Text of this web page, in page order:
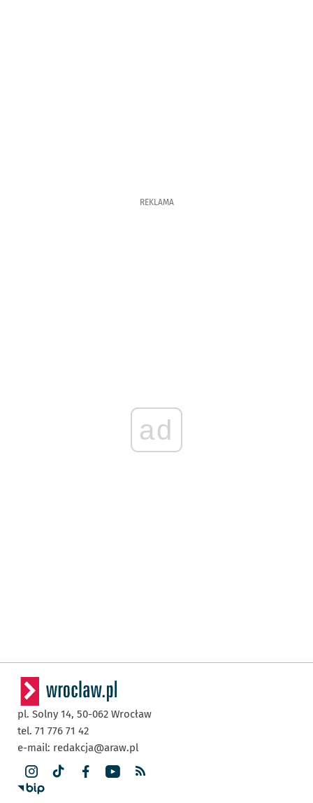
REKLAMA
ad
pl. Solny 14, 50-062 Wrocław
tel. 71 776 71 42
e-mail: redakcja@araw.pl